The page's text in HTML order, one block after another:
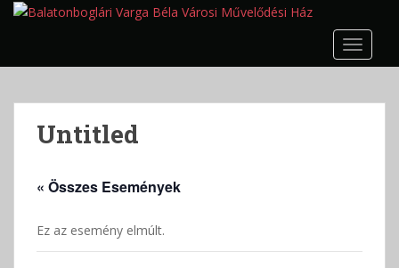
p
Untitled
« Összes Események
Ez az esemény elmúlt.